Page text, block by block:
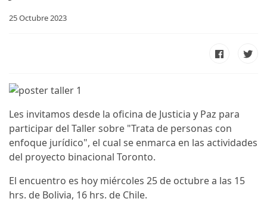
25 Octubre 2023
Les invitamos desde la oficina de Justicia y Paz para
participar del Taller sobre "Trata de personas con
enfoque jurídico", el cual se enmarca en las actividades
del proyecto binacional Toronto.
El encuentro es hoy miércoles 25 de octubre a las 15
hrs. de Bolivia, 16 hrs. de Chile.